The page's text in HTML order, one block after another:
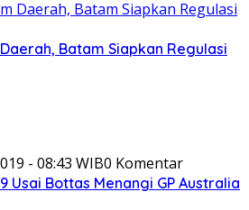
Batam Siapkan Regulasi
- 08:43 WIB0 Komentar
Usai Bottas Menangi GP Australia